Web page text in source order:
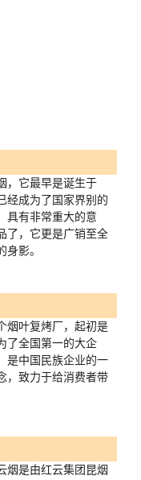
，它最早是诞生于
经成为了国家界别的
具有非常重大的意
了，它更是广销至全
影。
烟叶复烤厂，起初是
了全国第一的大企
是中国民族企业的一
，致力于给消费者带
烟是由红云集团昆烟